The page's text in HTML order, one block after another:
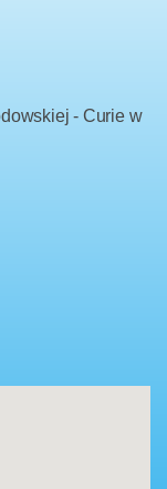
- Curie w